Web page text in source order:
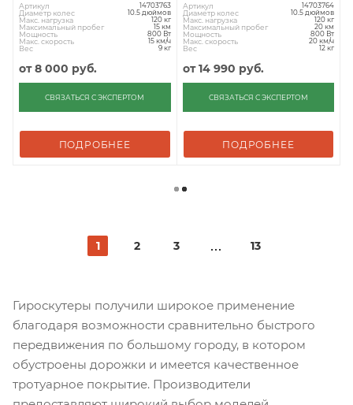
Артикул 14703763
Диаметр колес 10.5 дюймов
Макс. нагрузка 120 кг
Максимальный пробег 15 км
Мощность 800 Вт
Макс. скорость 15 км/ч
Вес 9 кг
от8 000 руб.
СВЯЗАТЬСЯ С ЭКСПЕРТОМ
ПОДРОБНЕЕ
Артикул 14703764
Диаметр колес 10.5 дюймов
Макс. нагрузка 120 кг
Максимальный пробег 20 км
Мощность 800 Вт
Макс. скорость 20 км/ч
Вес 12 кг
от14 990 руб.
СВЯЗАТЬСЯ С ЭКСПЕРТОМ
ПОДРОБНЕЕ
1 2 3 13
Гироскутеры получили широкое применение
благодаря возможности сравнительно быстрого
передвижения по большому городу, в котором
обустроены дорожки и имеется качественное
тротуарное покрытие. Производители